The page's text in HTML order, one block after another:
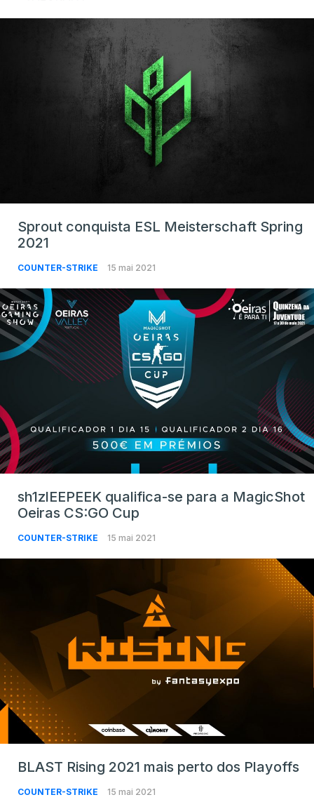
Sprout conquista ESL Meisterschaft Spring
2021
COUNTER-STRIKE 15 mai 2021
sh1zlEEPEEK qualifica-se para a MagicShot
Oeiras CS:GO Cup
COUNTER-STRIKE 15 mai 2021
BLAST Rising 2021 mais perto dos Playoffs
COUNTER-STRIKE 15 mai 2021